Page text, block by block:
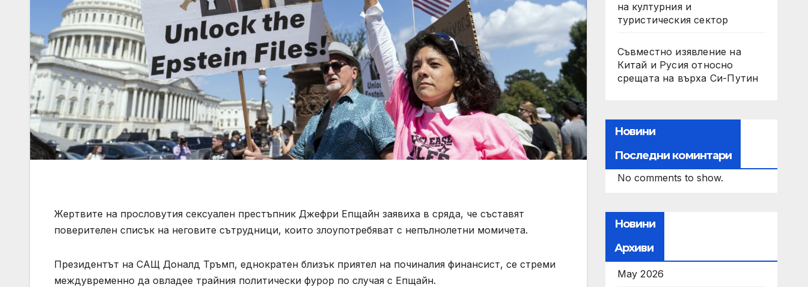
Жертвите на прословутия сексуален престъпник Джефри Епщайн заявиха в сряда, че съставят
поверителен списък на неговите сътрудници, които злоупотребяват с непълнолетни момичета.
Президентът на САЩ Доналд Тръмп, еднократен близък приятел на починалия финансист, се стреми
междувременно да овладее трайния политически фурор по случая с Епщайн.
на културния и
туристическия сектор
Съвместно изявление на
Китай и Русия относно
срещата на върха Си-Путин
Новини
Последни коминтари
No comments to show.
Новини
Архиви
May 2026